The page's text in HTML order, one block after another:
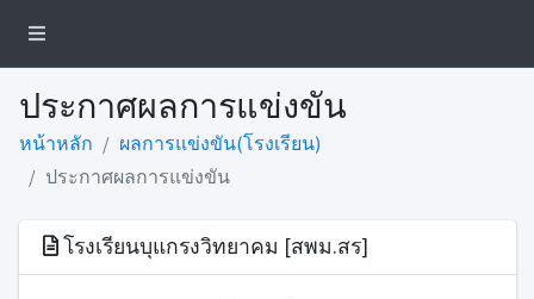
ประกาศผลการแข่งขัน
หน้าหลัก
ผลการแข่งขัน(โรงเรียน)
ประกาศผลการแข่งขัน
โรงเรียนบุแกรงวิทยาคม [สพม.สร]